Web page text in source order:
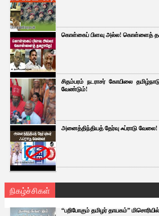
கொள்கைப் பிளவு அல்ல! கொள்ளைத்
சிதம்பரம் நடராசர் கோயிலை
வேண்டும்!
அனைத்திந்தியத் தேர்வு ஃப்ராடு வேலை!
நிகழ்ச்சிகள்
“பறிபோகும் தமிழர் தாயகம்”